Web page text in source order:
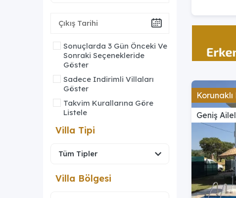
Sonuçlarda 3 Gün Önceki Ve
Sonraki Seçenekleride
Göster
Sadece Indirimli Villaları
Göster
Takvim Kurallarına Göre
Listele
Villa Tipi
Villa Bölgesi
Korunaklı
Geniş